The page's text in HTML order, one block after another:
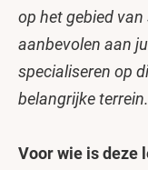
op het gebied
aanbevolen aan
specialiseren op
belangrijke
Voor wie is deze